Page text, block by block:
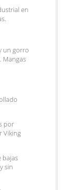
en
un gorro
Mangas
por
Viking
bajas
sin